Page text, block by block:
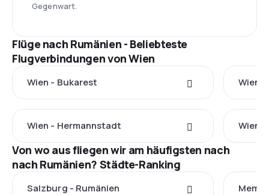
Gegenwart.
Flüge nach Rumänien - Beliebteste
Flugverbindungen von Wien
Wien - Bukarest Wien
Wien - Hermannstadt Wien
Von wo aus fliegen wir am häufigsten nach
nach Rumänien? Städte-Ranking
Salzburg - Rumänien